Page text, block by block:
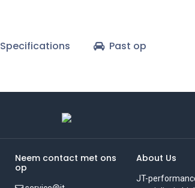
Specifications Past op
Neem contact met ons
op
About Us
JT-